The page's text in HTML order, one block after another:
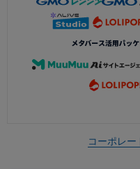
コーポレー